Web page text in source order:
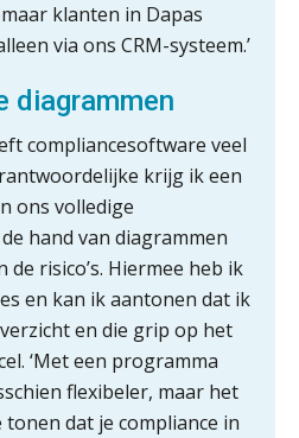
klanten in Dapas
via ons CRM-systeem.’
diagrammen
compliancesoftware veel
krijg ik een
ons volledige
hand van diagrammen
risico’s. Hiermee heb ik
en kan ik aantonen dat ik
en die grip op het
‘Met een programma
flexibeler, maar het
dat je compliance in
accountants verleden tijd is
is de eerste? De AI-revolutie
waar elk kantoor op wacht.
Hoe standaardisering de stille
revolutie in finance ontketende
accountant is essentieel voor
in het mkb’
een VOF-contract net zo
is als het zakelijk plan zelf